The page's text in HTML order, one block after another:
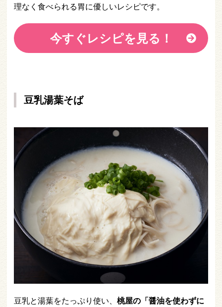
理なく食べられる胃に優しいレシピです。
今すぐレシピを見る！
豆乳湯葉そば
豆乳と湯葉をたっぷり使い、 桃屋の「醤油を使わずに